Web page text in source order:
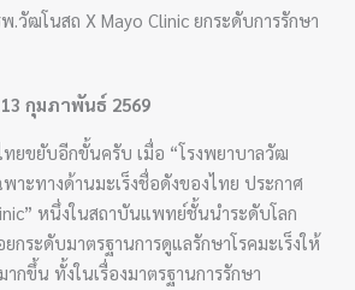
.วัฒโนสถ X Mayo Clinic ยกระดับการรักษา
กุมภาพันธ์ 2569
ทยขยับอีกขั้นครับ เมื่อ “โรงพยาบาลวัฒ
พาะทางด้านมะเร็งชื่อดังของไทย ประกาศ
หนึ่งในสถาบันแพทย์ชั้นนำระดับโลก
กระดับมาตรฐานการดูแลรักษาโรคมะเร็งให้
กขึ้น ทั้งในเรื่องมาตรฐานการรักษา